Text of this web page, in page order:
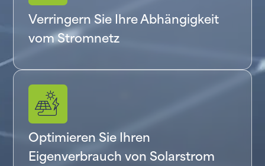
Verringern Sie Ihre Abhängigkeit
vom Stromnetz
Optimieren Sie Ihren
Eigenverbrauch von Solarstrom